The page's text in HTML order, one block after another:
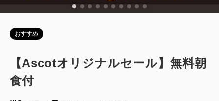
残り1室 詳細
おすすめ
【Ascotオリジナルセール】無料朝
食付